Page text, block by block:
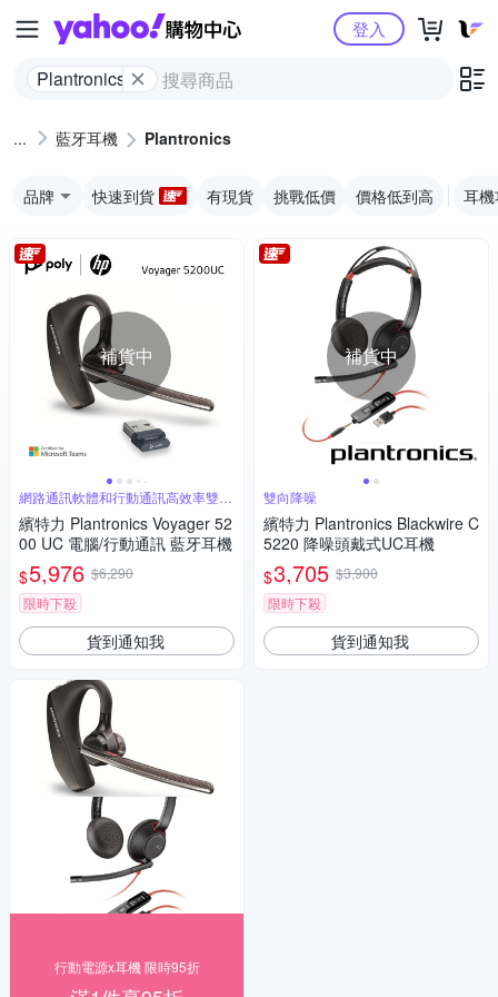
Yahoo購物中心
Plantronics
登入
藍牙耳機 Plantronics
品牌 快速到貨 有現貨 挑戰低價 價格低到高 耳
補貨中
網路通訊軟體和行動通訊高效率雙用
款
繽特力 Plantronics Voyager 52
00 UC 電腦/行動通訊 藍牙耳機
$5,976 $6,290
限時下殺
貨到通知我
行動電源x耳機 限時95折
補貨中
雙向降噪
繽特力 Plantronics Blackwire C
5220 降噪頭戴式UC耳機
$3,705 $3,900
限時下殺
貨到通知我